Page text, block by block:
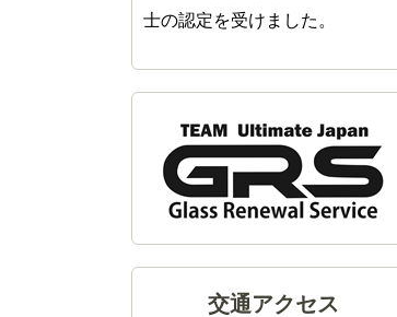
士の認定を受けました。
交通アクセス